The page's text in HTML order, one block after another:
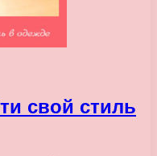
свой стиль